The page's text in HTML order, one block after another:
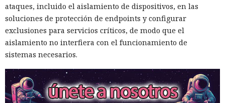
ataques, incluido el aislamiento de dispositivos, en las
soluciones de protección de endpoints y configurar
exclusiones para servicios críticos, de modo que el
aislamiento no interfiera con el funcionamiento de
sistemas necesarios.